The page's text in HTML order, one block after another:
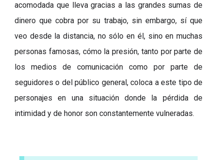
acomodada que lleva gracias a las grandes sumas de
dinero que cobra por su trabajo, sin embargo, sí que
veo desde la distancia, no sólo en él, sino en muchas
personas famosas, cómo la presión, tanto por parte de
los medios de comunicación como por parte de
seguidores o del público general, coloca a este tipo de
personajes en una situación donde la pérdida de
intimidad y de honor son constantemente vulneradas.